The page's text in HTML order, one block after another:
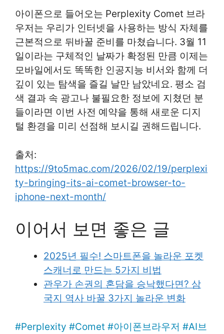
아이폰으로 들어오는 Perplexity Comet 브라
우저는 우리가 인터넷을 사용하는 방식 자체를
근본적으로 뒤바꿀 준비를 마쳤습니다. 3월 11
일이라는 구체적인 날짜가 확정된 만큼 이제는
모바일에서도 똑똑한 인공지능 비서와 함께 더
깊이 있는 탐색을 즐길 날만 남았네요. 평소 검
색 결과 속 광고나 불필요한 정보에 지쳤던 분
들이라면 이번 사전 예약을 통해 새로운 디지
털 환경을 미리 선점해 보시길 권해드립니다.
출처:
https://9to5mac.com/2026/02/19/perplexi
ty-bringing-its-ai-comet-browser-to-
iphone-next-month/
이어서 보면 좋은 글
2025년 필수! 스마트폰을 놀라운 포켓
스캐너로 만드는 5가지 비법
관우가 손권의 혼담을 승낙했다면? 삼
국지 역사 바꿀 3가지 놀라운 변화
#Perplexity #Comet #아이폰브라우저 #AI브